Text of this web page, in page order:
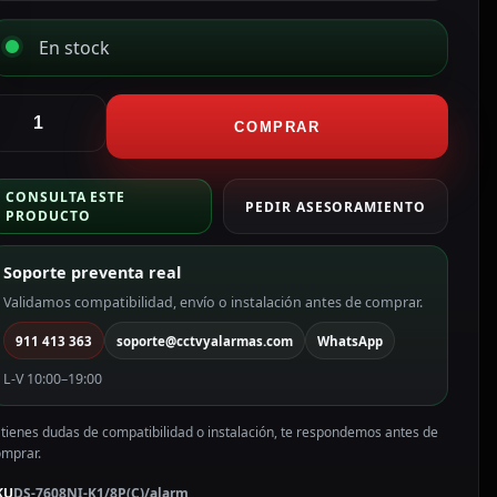
En stock
COMPRAR
CONSULTA ESTE
PRODUCTO
PEDIR ASESORAMIENTO
Soporte preventa real
Validamos compatibilidad, envío o instalación antes de comprar.
911 413 363 soporte@cctvyalarmas.com WhatsApp
L-V 10:00–19:00
dudas de compatibilidad o instalación, te respondemos antes de